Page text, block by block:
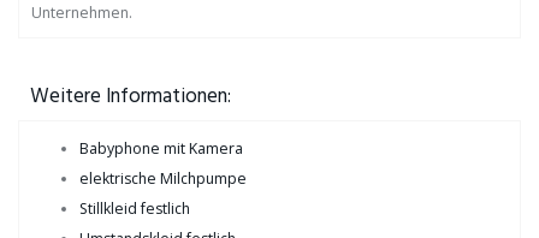
Unternehmen.
Weitere Informationen:
Babyphone mit Kamera
elektrische Milchpumpe
Stillkleid festlich